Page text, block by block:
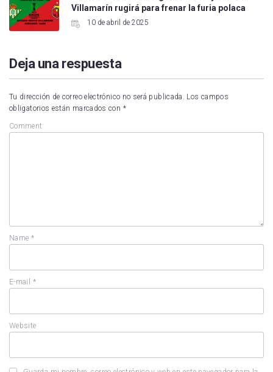
Villamarín rugirá para frenar la furia polaca
10 de abril de 2025
Deja una respuesta
Tu dirección de correo electrónico no será publicada. Los campos
obligatorios están marcados con *
Comment
Name *
E-mail *
Website